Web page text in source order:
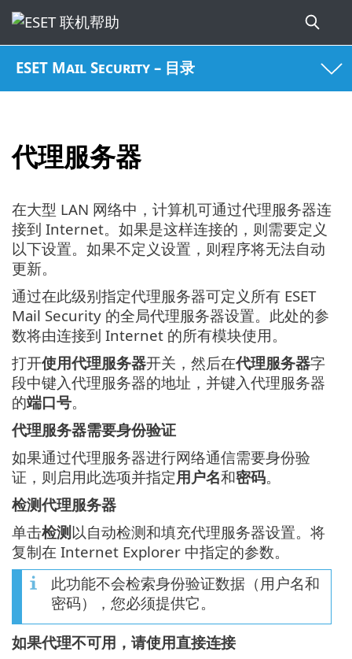
ESET Mail Security – 目录
代理服务器
在大型 LAN 网络中，计算机可通过代理服务器连
接到 Internet。如果是这样连接的，则需要定义
以下设置。如果不定义设置，则程序将无法自动
更新。
通过在此级别指定代理服务器可定义所有 ESET
Mail Security 的全局代理服务器设置。此处的参
数将由连接到 Internet 的所有模块使用。
打开使用代理服务器开关，然后在代理服务器字
段中键入代理服务器的地址，并键入代理服务器
的端口号。
代理服务器需要身份验证
如果通过代理服务器进行网络通信需要身份验
证，则启用此选项并指定用户名和密码。
检测代理服务器
单击检测以自动检测和填充代理服务器设置。将
复制在 Internet Explorer 中指定的参数。
此功能不会检索身份验证数据（用户名和
密码），您必须提供它。
如果代理不可用，请使用直接连接